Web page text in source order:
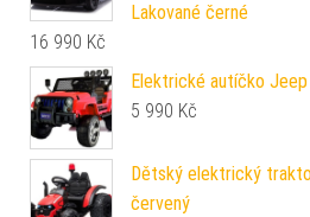
Lakované černé
16 990 Kč
Elektrické autíčko
5 990 Kč
Dětský elektrický
červený